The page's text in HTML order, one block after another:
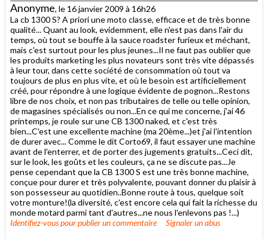
Anonyme, le 16 janvier 2009 à 16h26
La cb 1300 S? A priori une moto classe, efficace et de très bonne
qualité... Quant au look, evidemment, elle n'est pas dans l'air du
temps, où tout se bouffe à la sauce roadster furieux et méchant,
mais c'est surtout pour les plus jeunes...Il ne faut pas oublier que
les produits marketing les plus novateurs sont très vite dépassés
à leur tour, dans cette société de consommation où tout va
toujours de plus en plus vite, et où le besoin est artificiellement
créé, pour répondre à une logique évidente de pognon...Restons
libre de nos choix, et non pas tributaires de telle ou telle opinion,
de magasines spécialisés ou non...En ce qui me concerne, j'ai 46
printemps, je roule sur une CB 1300 naked, et c'est très
bien...C'est une excellente machine (ma 20ème...)et j'ai l'intention
de durer avec... Comme le dit Corto69, il faut essayer une machine
avant de l'enterrer, et de porter des jugements gratuits...Ceci dit,
sur le look, les goûts et les couleurs, ça ne se discute pas...Je
pense cependant que la CB 1300 S est une très bonne machine,
conçue pour durer et très polyvalente, pouvant donner du plaisir à
son possesseur au quotidien..Bonne route à tous, quelque soit
votre monture!(la diversité, c'est encore cela qui fait la richesse du
monde motard parmi tant d'autres...ne nous l'enlevons pas !...)
Identifiez-vouspour publier un commentaire Signaler un abus